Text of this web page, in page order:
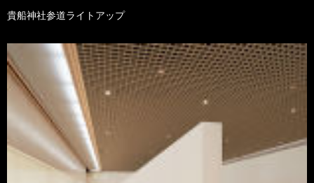
貴船神社参道ライトアップ